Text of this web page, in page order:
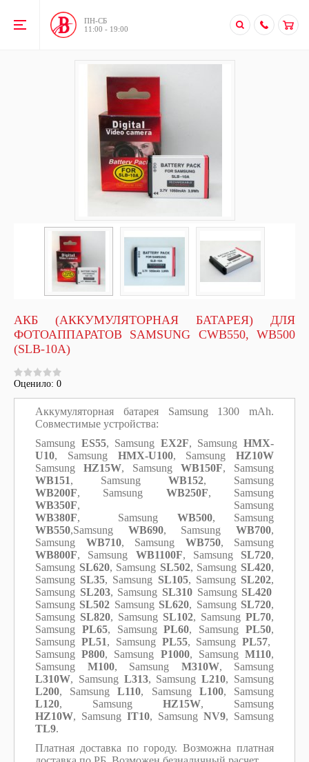
ПН-CБ
11:00 - 19:00
АКБ (АККУМУЛЯТОРНАЯ БАТАРЕЯ) ДЛЯ
ФОТОАППАРАТОВ SAMSUNG CWB550, WB500
(SLB-10A)
Оценило: 0
Аккумуляторная батарея Samsung 1300 mAh.
Совместимые устройства:
Samsung ES55, Samsung EX2F, Samsung HMX-
U10, Samsung HMX-U100, Samsung HZ10W
Samsung HZ15W, Samsung WB150F, Samsung
WB151, Samsung WB152, Samsung
WB200F, Samsung WB250F, Samsung
WB350F, Samsung
WB380F, Samsung WB500, Samsung
WB550,Samsung WB690, SamsungWB700,
Samsung WB710, Samsung WB750, Samsung
WB800F, Samsung WB1100F, Samsung SL720,
Samsung SL620, Samsung SL502, Samsung SL420,
Samsung SL35, Samsung SL105, Samsung SL202,
Samsung SL203, Samsung SL310 Samsung SL420
Samsung SL502 Samsung SL620, Samsung SL720,
Samsung SL820, Samsung SL102, Samsung PL70,
Samsung PL65, Samsung PL60, SamsungPL50,
Samsung PL51, Samsung PL55, SamsungPL57,
SamsungP800, Samsung P1000, SamsungM110,
Samsung M100, Samsung M310W, Samsung
L310W, Samsung L313, SamsungL210, Samsung
L200, SamsungL110, Samsung L100, Samsung
L120, Samsung HZ15W, Samsung
HZ10W, Samsung IT10, Samsung NV9, Samsung
TL9.
Платная доставка по городу. Возможна платная